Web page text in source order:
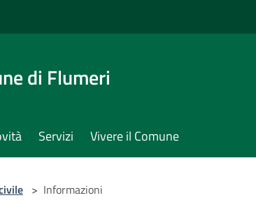
di Flumeri
Servizi Vivere il Comune
> Informazioni